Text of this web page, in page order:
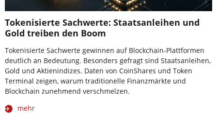
Tokenisierte Sachwerte: Staatsanleihen und
Gold treiben den Boom
Tokenisierte Sachwerte gewinnen auf Blockchain-Plattformen
deutlich an Bedeutung. Besonders gefragt sind Staatsanleihen,
Gold und Aktienindizes. Daten von CoinShares und Token
Terminal zeigen, warum traditionelle Finanzmärkte und
Blockchain zunehmend verschmelzen.
mehr